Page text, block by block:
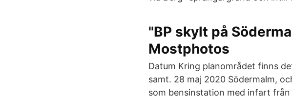
"BP skylt på
Mostphotos
Datum Kring planområdet finns
samt. 28 maj 2020 Södermalm,
som bensinstation med infart